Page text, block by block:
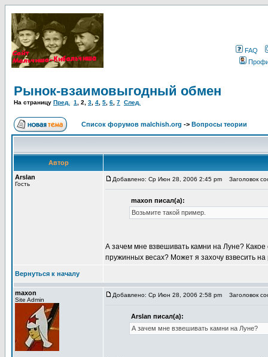
FAQ
Рынок-взаимовыгодный обмен
На страницу Пред. 1 2 3 4 5 6 7 След.
Список форумов malchish.org -> Вопросы теории
Автор
Arslan
Гость
Добавлено: Ср Июн 28, 2006 2:45 pm Заголовок
maxon писал(а):
Возьмите такой пример.
А зачем мне взвешивать камни на Луне?
пружинных весах? Может я захочу взвесить
Вернуться к началу
maxon
Site Admin
Добавлено: Ср Июн 28, 2006 2:58 pm Заголовок
Arslan писал(а):
А зачем мне взвешивать камни на Луне?